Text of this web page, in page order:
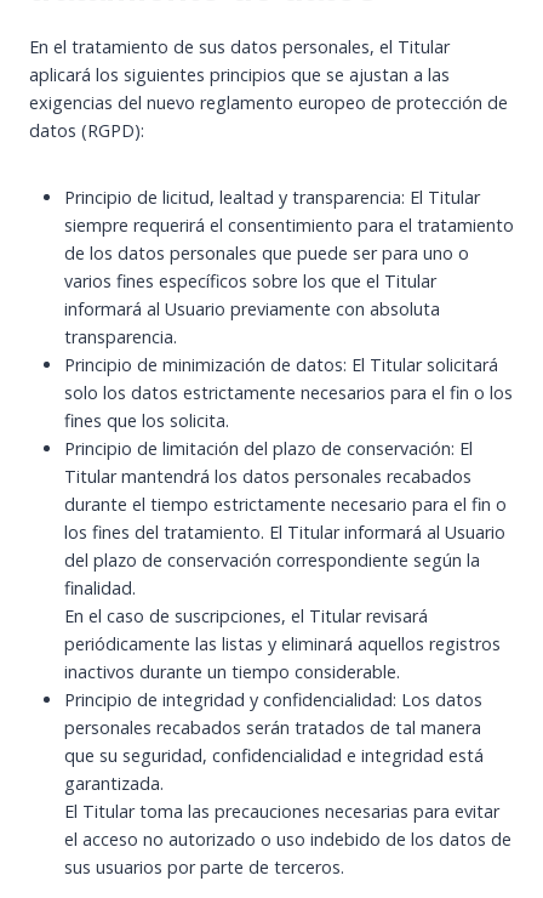
En el tratamiento de sus datos personales, el Titular
aplicará los siguientes principios que se ajustan a las
exigencias del nuevo reglamento europeo de protección de
datos (RGPD):
Principio de licitud, lealtad y transparencia: El Titular
siempre requerirá el consentimiento para el tratamiento
de los datos personales que puede ser para uno o
varios fines específicos sobre los que el Titular
informará al Usuario previamente con absoluta
transparencia.
Principio de minimización de datos: El Titular solicitará
solo los datos estrictamente necesarios para el fin o los
fines que los solicita.
Principio de limitación del plazo de conservación: El
Titular mantendrá los datos personales recabados
durante el tiempo estrictamente necesario para el fin o
los fines del tratamiento. El Titular informará al Usuario
del plazo de conservación correspondiente según la
finalidad.
En el caso de suscripciones, el Titular revisará
periódicamente las listas y eliminará aquellos registros
inactivos durante un tiempo considerable.
Principio de integridad y confidencialidad: Los datos
personales recabados serán tratados de tal manera
que su seguridad, confidencialidad e integridad está
garantizada.
El Titular toma las precauciones necesarias para evitar
el acceso no autorizado o uso indebido de los datos de
sus usuarios por parte de terceros.